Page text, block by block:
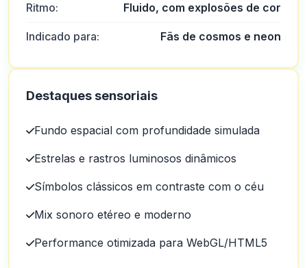
Ritmo: Fluido, com explosões de cor
Indicado para: Fãs de cosmos e neon
Destaques sensoriais
Fundo espacial com profundidade simulada
Estrelas e rastros luminosos dinâmicos
Símbolos clássicos em contraste com o céu
Mix sonoro etéreo e moderno
Performance otimizada para WebGL/HTML5